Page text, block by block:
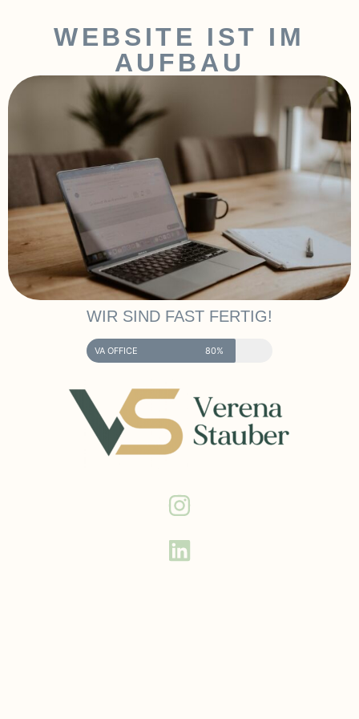
WEBSITE IST IM
AUFBAU
WIR SIND FAST FERTIG!
VA OFFICE 80%